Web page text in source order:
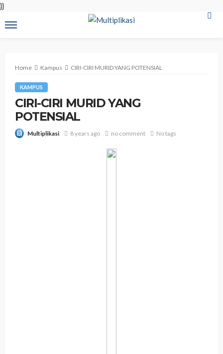
}}
Home Kampus CIRI-CIRI MURID YANG POTENSIAL
KAMPUS
CIRI-CIRI MURID YANG
POTENSIAL
Multiplikasi 8 years ago no comment No tags